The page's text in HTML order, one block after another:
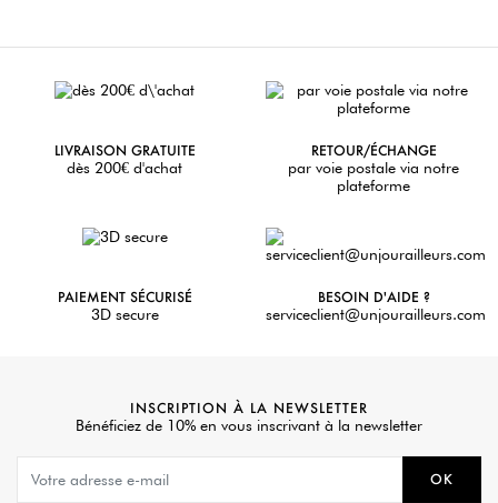
LIVRAISON GRATUITE
dès 200€ d'achat
RETOUR/ÉCHANGE
par voie postale via notre
plateforme
PAIEMENT SÉCURISÉ
3D secure
BESOIN D'AIDE ?
serviceclient@unjourailleurs.com
INSCRIPTION À LA NEWSLETTER
Bénéficiez de 10% en vous inscrivant à la newsletter
OK